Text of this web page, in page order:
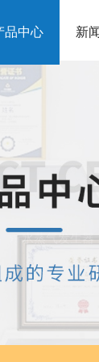
品中心 新
水蒸气发生器